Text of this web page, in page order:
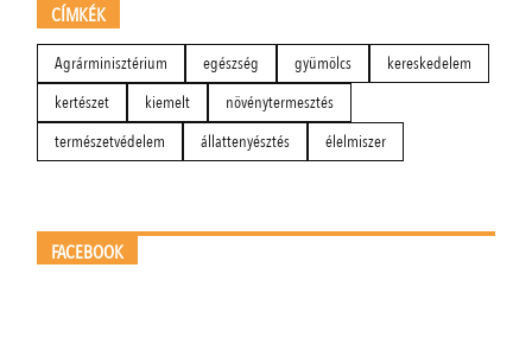
CÍMKÉK
Agrárminisztérium egészség gyümölcs
kereskedelem
kertészet
kiemelt
növénytermesztés
természetvédelem
állattenyésztés élelmiszer
FACEBOOK